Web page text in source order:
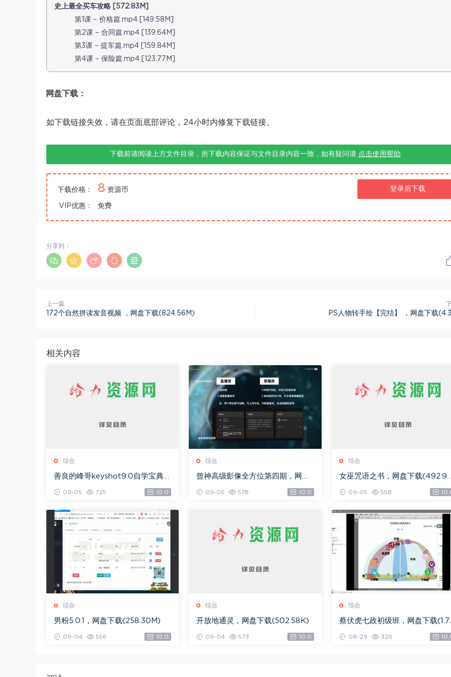
史上最全买车攻略 [572.83M]
第1课 – 价格篇.mp4 [149.58M]
第2课 – 合同篇.mp4 [139.64M]
第3课 – 提车篇.mp4 [159.84M]
第4课 – 保险篇.mp4 [123.77M]
网盘下载：
如下载链接失效，请在页面底部评论，24小时内修复下载链接。
下载前请阅读上方文件目录，所下载内容保证与文件目录内容一致，如有疑问请 点击使用帮助
下载价格： 8 资源币
VIP优惠： 免费
登录后下载
分享到：
上一篇
172个自然拼读发音视频 ，网盘下载(824.56M) PS人物转手绘【完结】 ，网盘下载
相关内容
综合
善良的峰哥keyshot9.0自学宝典，
09-05 725 10.0
综合
曾神高级影像全方位第四期，网盘
09-05 578 10.0
综合
女巫咒语之书，网盘下载
09-05 558
综合
男粉5.0.1，网盘下载(258.30M)
09-04 556 10.0
综合
开放地通灵，网盘下载(502.58K)
09-04 573 10.0
综合
蔡伏虎七政初级班，网盘下载
08-29 326